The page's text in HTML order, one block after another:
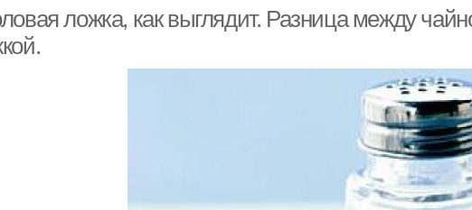
ложка, как выглядит. Разница между